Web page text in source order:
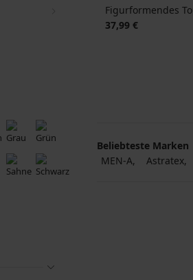
Figurformendes
37,99 €
Beliebteste Marken
MEN-A
Astratex